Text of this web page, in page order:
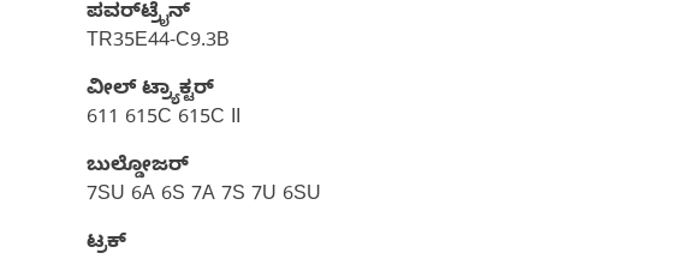
ಪವರ್‌ಟ್ರೈನ್
TR35E44-C9.3B
ವೀಲ್ ಟ್ರ್ಯಾಕ್ಟರ್‌
611 615C 615C II
ಬುಲ್ಡೋಜರ್
7SU 6A 6S 7A 7S 7U 6SU
ಟ್ರಕ್